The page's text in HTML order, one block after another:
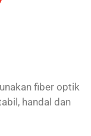
fiber optik
handal dan